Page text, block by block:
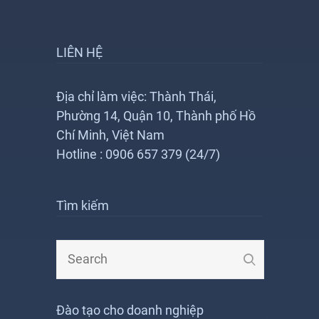
LIÊN HỆ
Địa chỉ làm việc: Thành Thái,
Phường 14, Quận 10, Thành phố Hồ
Chí Minh, Việt Nam
Hotline : 0906 657 379 (24/7)
Tìm kiếm
Đào tạo cho doanh nghiệp